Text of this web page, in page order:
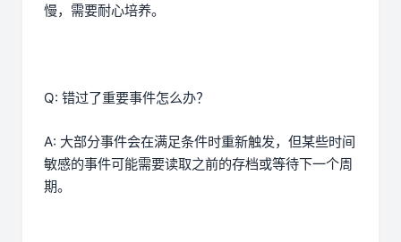
慢，需要耐心培养。
Q: 错过了重要事件怎么办？
A: 大部分事件会在满足条件时重新触发，但某些时间
敏感的事件可能需要读取之前的存档或等待下一个周
期。